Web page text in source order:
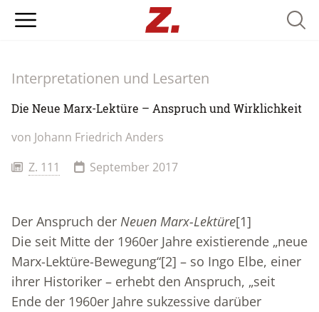
Interpretationen und Lesarten
Die Neue Marx-Lektüre – Anspruch und Wirklichkeit
von Johann Friedrich Anders
Z. 111
September 2017
Der Anspruch der Neuen Marx-Lektüre[1]
Die seit Mitte der 1960er Jahre existierende „neue
Marx-Lektüre-Bewegung“[2] – so Ingo Elbe, einer
ihrer Historiker – erhebt den Anspruch, „seit
Ende der 1960er Jahre sukzessive darüber